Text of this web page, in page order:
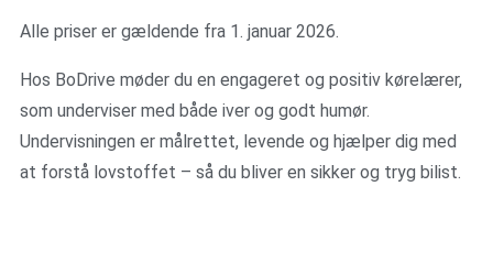
Alle priser er gældende fra 1. januar 2026.
Hos BoDrive møder du en engageret og positiv kørelærer,
som underviser med både iver og godt humør.
Undervisningen er målrettet, levende og hjælper dig med
at forstå lovstoffet – så du bliver en sikker og tryg bilist.